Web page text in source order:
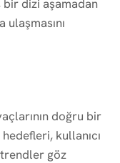
bir dizi aşamadan
ulaşmasını
doğru bir
kullanıcı
göz